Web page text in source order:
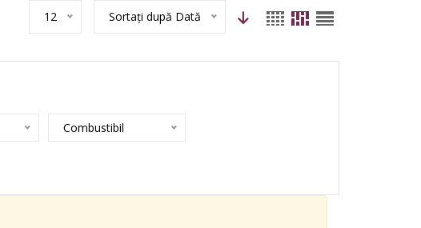
12 Sortați după Dată
Combustibil